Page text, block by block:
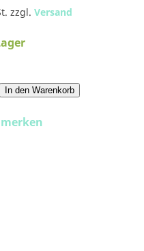
zzgl.Versand
In den Warenkorb